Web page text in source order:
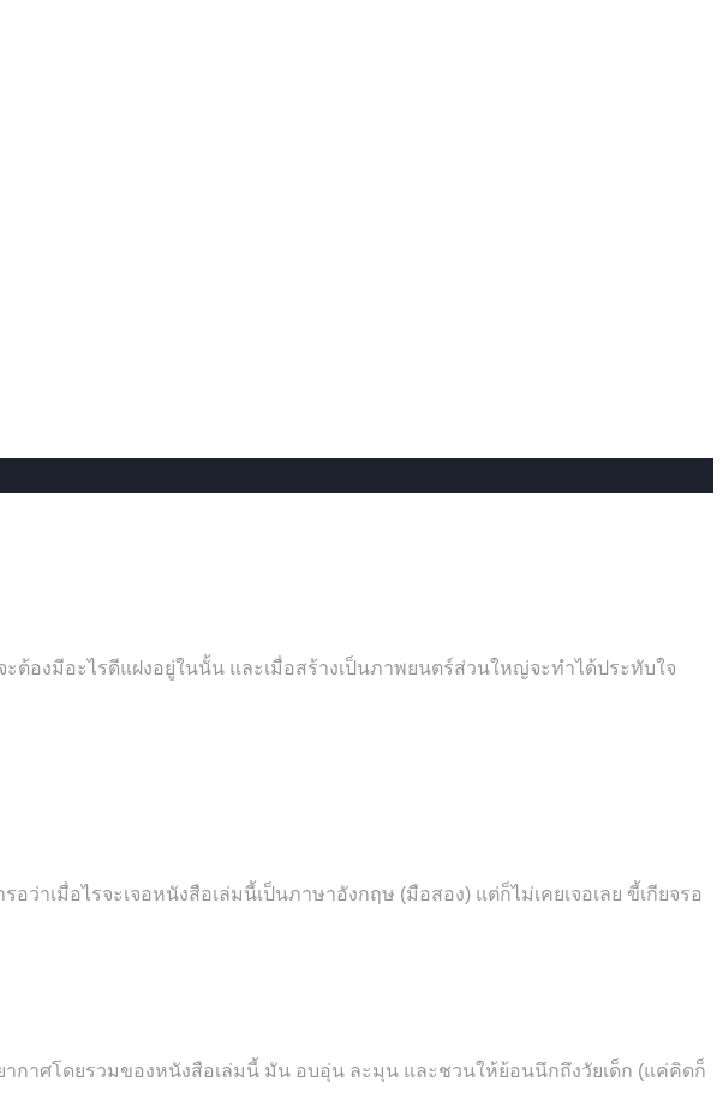
ต้องมีอะไรดีแฝงอยู่ในนั้น และเมื่อสร้างเป็นภาพยนตร์ส่วนใหญ่จะทำได้ประทับใจ
าเมื่อไรจะเจอหนังสือเล่มนี้เป็นภาษาอังกฤษ (มือสอง) แต่ก็ไม่เคยเจอเลย ขี้เกียจรอ
าศโดยรวมของหนังสือเล่มนี้ มัน อบอุ่น ละมุน และชวนให้ย้อนนึกถึงวัยเด็ก (แค่คิดก็